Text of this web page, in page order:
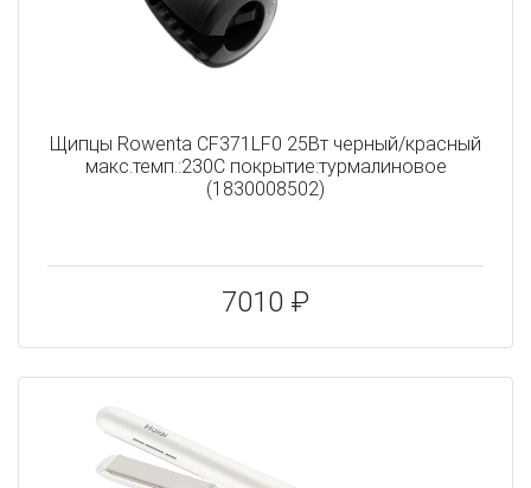
Щипцы Rowenta CF371LF0 25Вт черный/красный
макс.темп.:230С покрытие:турмалиновое
(1830008502)
7010 ₽